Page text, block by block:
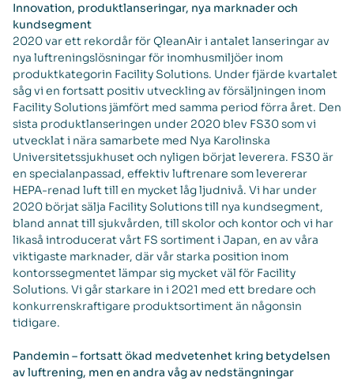
Innovation, produktlanseringar, nya marknader och
kundsegment
2020 var ett rekordår för QleanAir i antalet lanseringar av
nya luftreningslösningar för inomhusmiljöer inom
produktkategorin Facility Solutions. Under fjärde kvartalet
såg vi en fortsatt positiv utveckling av försäljningen inom
Facility Solutions jämfört med samma period förra året. Den
sista produktlanseringen under 2020 blev FS30 som vi
utvecklat i nära samarbete med Nya Karolinska
Universitetssjukhuset och nyligen börjat leverera. FS30 är
en specialanpassad, effektiv luftrenare som levererar
HEPA-renad luft till en mycket låg ljudnivå. Vi har under
2020 börjat sälja Facility Solutions till nya kundsegment,
bland annat till sjukvården, till skolor och kontor och vi har
likaså introducerat vårt FS sortiment i Japan, en av våra
viktigaste marknader, där vår starka position inom
kontorssegmentet lämpar sig mycket väl för Facility
Solutions. Vi går starkare in i 2021 med ett bredare och
konkurrenskraftigare produktsortiment än någonsin
tidigare.
Pandemin – fortsatt ökad medvetenhet kring betydelsen
av luftrening, men en andra våg av nedstängningar